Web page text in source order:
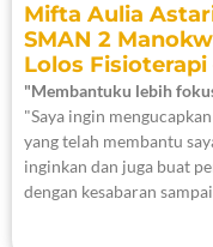
Mifta Aulia
SMAN 2
Lolos Fisioterapi
"Membantuku lebih
"Saya ingin
yang telah membantu
inginkan dan juga buat
dengan kesabaran